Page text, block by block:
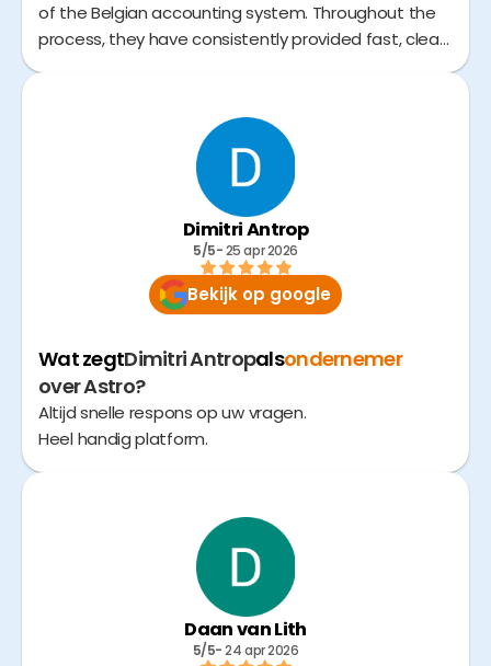
of the Belgian accounting system. Throughout the
process, they have consistently provided fast, clear,
I've received so far. Keep up the fantastic work,
Dimitri Antrop
5/5- 25 apr 2026
Bekijk op google
Wat zegtDimitri Antropalsondernemer
over Astro?
Altijd snelle respons op uw vragen.
Heel handig platform.
Daan van Lith
5/5- 24 apr 2026